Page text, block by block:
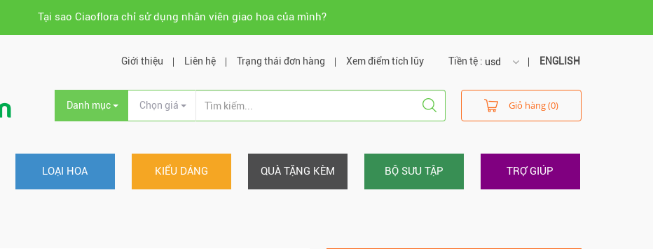
Tại sao Ciaoflora chỉ sử dụng nhân viên giao hoa của mình?
Tiền tệ : usd
usd
vnd
ENGLISH
Giới thiệu Liên hệ Trạng thái đơn hàng Xem điểm tích lũy
Danh mục Chọn giá Giỏ hàng (0)
LOẠI HOA KIỂU DÁNG QUÀ TẶNG KÈM BỘ SƯU TẬP TRỢ GIÚP